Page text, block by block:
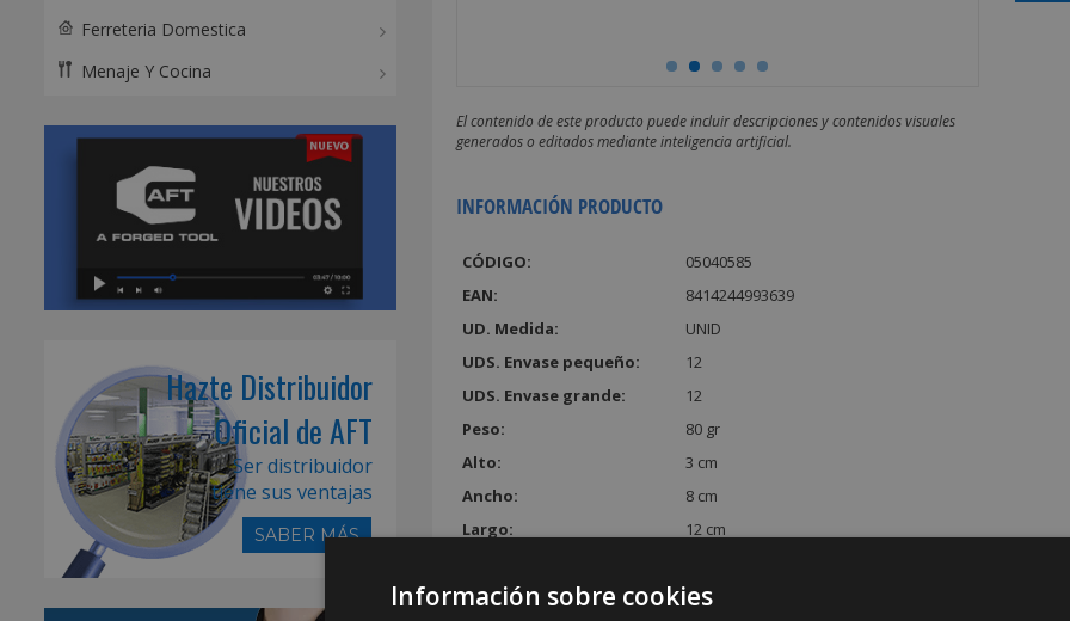
El contenido de este producto puede incluir descripciones y contenidos visuales
generados o editados mediante inteligencia artificial.
INFORMACIÓN PRODUCTO
CÓDIGO:
05040585
EAN:
8414244993639
UD. Medida:
UNID
UDS. Envase pequeño:
12
UDS. Envase grande:
12
Peso:
80 gr
Alto:
3 cm
Ancho:
8 cm
Largo:
12 cm
Ferreteria Domestica
Menaje Y Cocina
Hazte Distribuidor
Oficial de AFT
Ser distribuidor
tiene sus ventajas
SABER MÁS
Información sobre cookies